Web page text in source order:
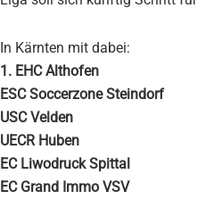
In Kärnten mit dabei:
1. EHC Althofen
ESC Soccerzone Steindorf
USC Velden
UECR Huben
EC Liwodruck Spittal
EC Grand Immo VSV